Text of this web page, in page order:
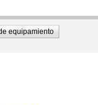
equipamiento